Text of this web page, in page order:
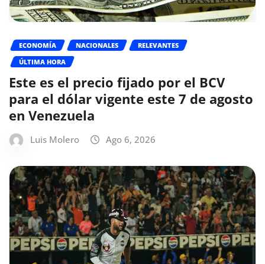
ECONOMÍA NACIONALES
RELEVANTES
ÚLTIMA HORA
Este es el precio fijado por el BCV
para el dólar vigente este 7 de agosto
en Venezuela
Luis Molero Ago 6, 2026